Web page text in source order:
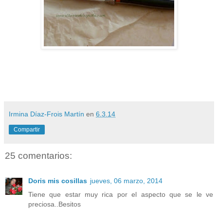
Irmina Díaz-Frois Martín en 6.3.14
Compartir
25 comentarios:
Doris mis cosillas jueves, 06 marzo, 2014
Tiene que estar muy rica por el aspecto que se le ve
preciosa..Besitos